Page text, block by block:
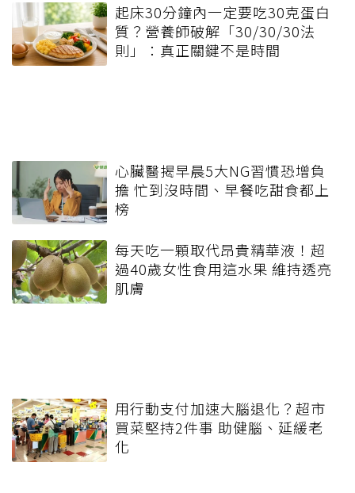
起床30分鐘內一定要吃30克蛋白
質？營養師破解「30/30/30法
則」：真正關鍵不是時間
心臟醫揭早晨5大NG習慣恐增負
擔 忙到沒時間、早餐吃甜食都上
榜
每天吃一顆取代昂貴精華液！超
過40歲女性食用這水果 維持透亮
肌膚
用行動支付加速大腦退化？超市
買菜堅持2件事 助健腦、延緩老
化